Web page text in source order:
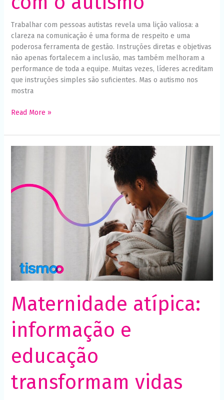
Trabalhar com pessoas autistas revela uma lição valiosa: a
clareza na comunicação é uma forma de respeito e uma
poderosa ferramenta de gestão. Instruções diretas e objetivas
não apenas fortalecem a inclusão, mas também melhoram a
performance de toda a equipe. Muitas vezes, líderes acreditam
que instruções simples são suficientes. Mas o autismo nos
mostra
Read More »
Maternidade atípica:
informação e
educação
transformam vidas
educação